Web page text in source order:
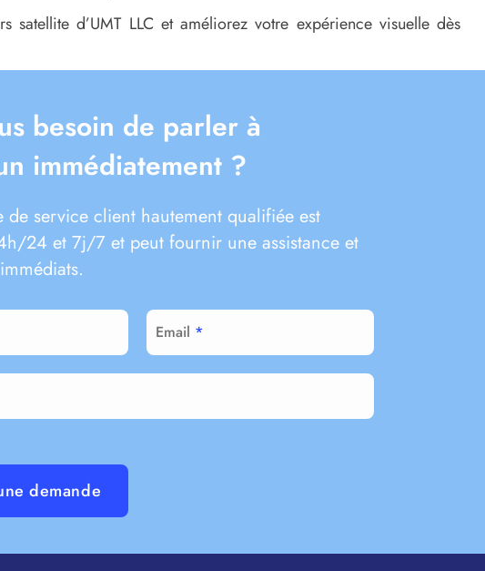
d’UMT LLC et améliorez votre expérience visuelle dès
besoin de parler à
immédiatement ?
de service client hautement qualifiée est
24 et 7j/7 et peut fournir une assistance et
Email